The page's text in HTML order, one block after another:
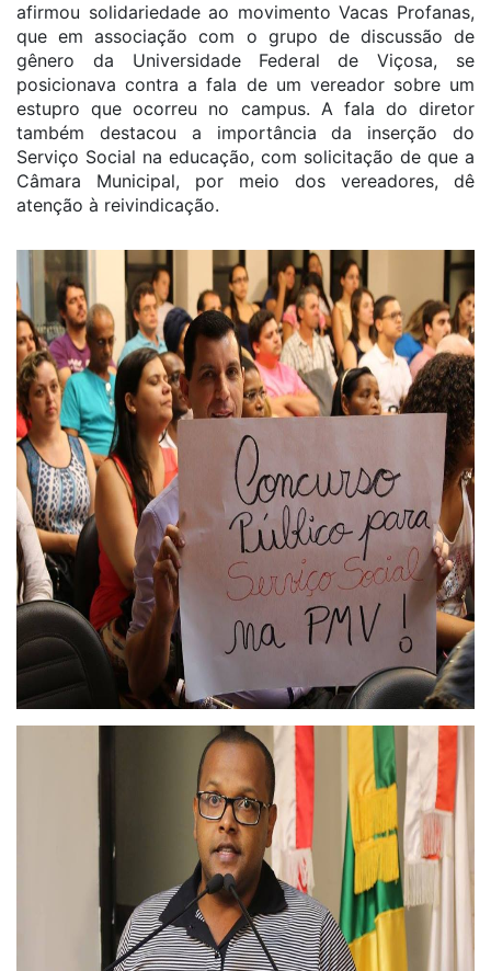
afirmou solidariedade ao movimento Vacas Profanas,
que em associação com o grupo de discussão de
gênero da Universidade Federal de Viçosa, se
posicionava contra a fala de um vereador sobre um
estupro que ocorreu no campus. A fala do diretor
também destacou a importância da inserção do
Serviço Social na educação, com solicitação de que a
Câmara Municipal, por meio dos vereadores, dê
atenção à reivindicação.